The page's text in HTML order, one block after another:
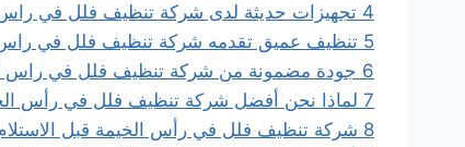
4 تجهيزات حديثة لدى شركة تنظيف فلل في راس
5 تنظيف عميق تقدمه شركة تنظيف فلل في راس
6 جودة مضمونة من شركة تنظيف فلل في راس
7 لماذا نحن أفضل شركة تنظيف فلل في رأس
8 شركة تنظيف فلل في رأس الخيمة قبل